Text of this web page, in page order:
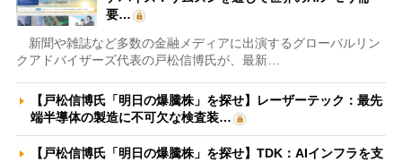
要…
新聞や雑誌など多数の金融メディアに出演するグローバルリン
クアドバイザーズ代表の戸松信博氏が、最新…
【戸松信博氏「明日の爆騰株」を探せ】レーザーテック：最先
端半導体の製造に不可欠な検査装…
【戸松信博氏「明日の爆騰株」を探せ】TDK：AIインフラを支